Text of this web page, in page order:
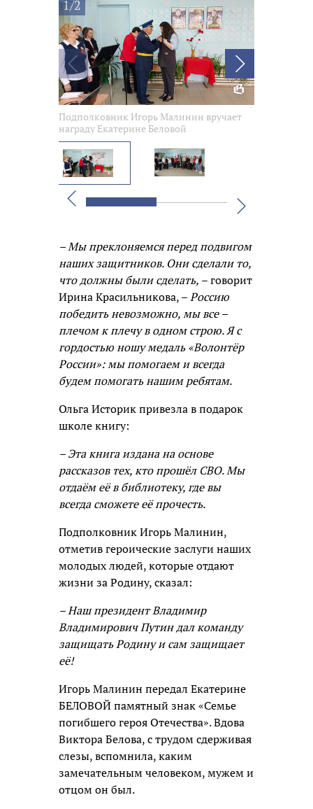
Подполковник Игорь Малинин вручает
награду Екатерине Беловой
1/2
Назад
Вперед
– Мы преклоняемся перед подвигом
наших защитников. Они сделали то,
что должны были сделать, – говорит
Ирина Красильникова, –Россию
победить невозможно, мы все –
плечом к плечу в одном строю. Я с
гордостью ношу медаль «Волонтёр
России»: мы помогаем и всегда
будем помогать нашим ребятам.
Ольга Историк привезла в подарок
школе книгу:
– Эта книга издана на основе
рассказов тех, кто прошёл СВО. Мы
отдаём её в библиотеку, где вы
всегда сможете её прочесть.
Подполковник Игорь Малинин,
отметив героические заслуги наших
молодых людей, которые отдают
жизни за Родину, сказал:
– Наш президент Владимир
Владимирович Путин дал команду
защищать Родину и сам защищает
её!
Игорь Малинин передал Екатерине
БЕЛОВОЙ памятный знак «Семье
погибшего героя Отечества». Вдова
Виктора Белова, с трудом сдерживая
слезы, вспомнила, каким
замечательным человеком, мужем и
отцом он был.